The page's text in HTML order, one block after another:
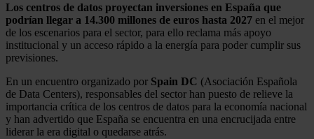
Los centros de datos proyectan inversiones en España que
podrían llegar a 14.300 millones de euros hasta 2027 en el mejor
de los escenarios para el sector, para ello reclama más apoyo
institucional y un acceso rápido a la energía para poder cumplir sus
previsiones.
En un encuentro organizado por Spain DC (Asociación Española
de Data Centers), responsables del sector han puesto de relieve la
importancia crítica de los centros de datos para la economía nacional
y han advertido que España se encuentra en una encrucijada entre
liderar la era digital o quedarse atrás.